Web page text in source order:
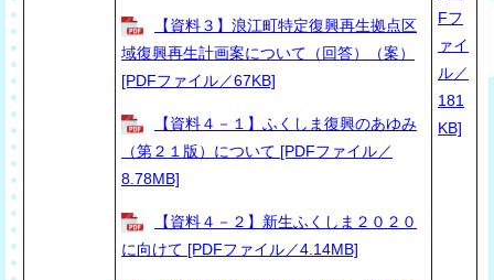
【資料３】浪江町特定復興再生拠点区
域復興再生計画案について（回答）（案）
[PDFファイル／67KB]
【資料４－１】ふくしま復興のあゆみ
（第２１版）について [PDFファイル／
8.78MB]
【資料４－２】新生ふくしま２０２０
に向けて [PDFファイル／4.14MB]
Fフ
ァイ
ル／
181
KB]